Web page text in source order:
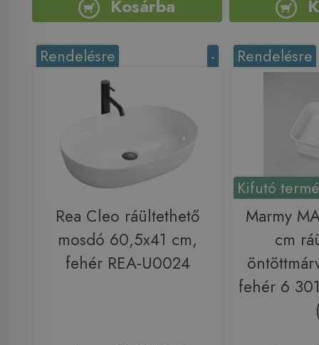
Kosárba
-
Rendelésre
Rea Cleo ráültethető
mosdó 60,5x41 cm,
fehér REA-U0024
Kifutó
Rendelésre
Marmy
cm
fehér 6